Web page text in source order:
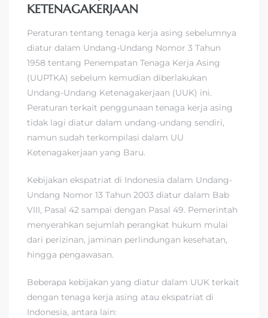
KETENAGAKERJAAN
Peraturan tentang tenaga kerja asing sebelumnya
diatur dalam Undang-Undang Nomor 3 Tahun
1958 tentang Penempatan Tenaga Kerja Asing
(UUPTKA) sebelum kemudian diberlakukan
Undang-Undang Ketenagakerjaan (UUK) ini.
Peraturan terkait penggunaan tenaga kerja asing
tidak lagi diatur dalam undang-undang sendiri,
namun sudah terkompilasi dalam UU
Ketenagakerjaan yang Baru.
Kebijakan ekspatriat di Indonesia dalam Undang-
Undang Nomor 13 Tahun 2003 diatur dalam Bab
VIII, Pasal 42 sampai dengan Pasal 49. Pemerintah
menyerahkan sejumlah perangkat hukum mulai
dari perizinan, jaminan perlindungan kesehatan,
hingga pengawasan.
Beberapa kebijakan yang diatur dalam UUK terkait
dengan tenaga kerja asing atau ekspatriat di
Indonesia, antara lain: